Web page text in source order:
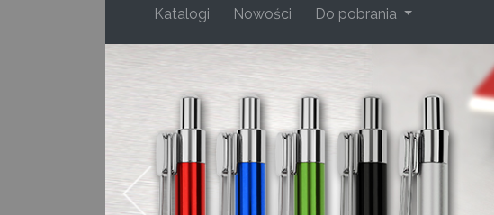
(current)
Katalogi Nowości Do pobrania